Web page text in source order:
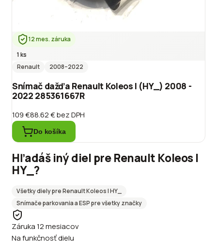
12 mes. záruka
1 ks
Renault
2008–2022
Snímač dažďa Renault Koleos I (HY_) 2008 -
2022 285361667R
109 €88.62 €bez DPH
Do košíka
Hľadáš iný diel pre Renault Koleos I
HY_ ?
Všetky diely preRenaultKoleos I HY_
Snímače parkovania a ESPpre všetky značky
Záruka 12 mesiacov
Na funkčnosť dielu